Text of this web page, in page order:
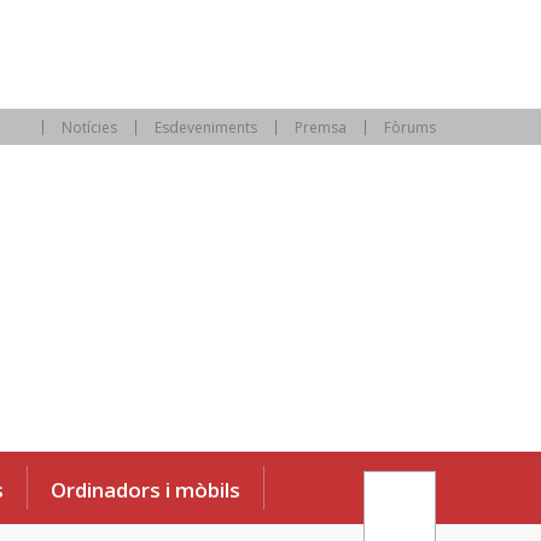
Notícies Esdeveniments Premsa Fòrums
Ordinadors i mòbils